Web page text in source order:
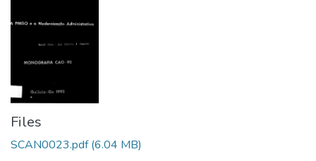
Files
SCAN0023.pdf(6.04 MB)